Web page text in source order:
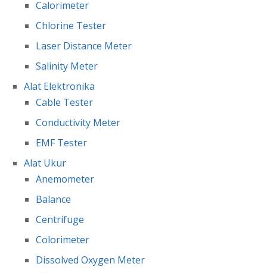
Calorimeter
Chlorine Tester
Laser Distance Meter
Salinity Meter
Alat Elektronika
Cable Tester
Conductivity Meter
EMF Tester
Alat Ukur
Anemometer
Balance
Centrifuge
Colorimeter
Dissolved Oxygen Meter